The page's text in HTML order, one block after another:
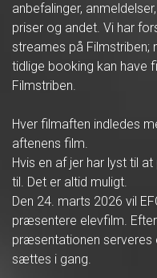
anbefalinger,
priser og andet. Vi har
streames på Filmstriben;
tidlige booking kan have
Filmstriben.
Hver filmaften indledes
aftenens film.
Hvis en af jer har lyst til
til. Det er altid muligt.
Den 24. marts 2026 vil
præsentere elevfilm. Efter
præsentationen serveres
sættes i gang.